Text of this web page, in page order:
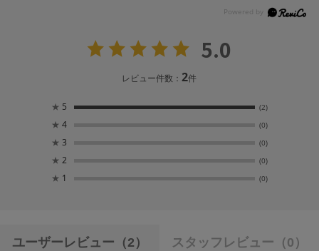
5.0
レビュー件数：2件
★ 5 (2)
★ 4 (0)
★ 3 (0)
★ 2 (0)
★ 1 (0)
ユーザーレビュー （2） スタッフレビュー （0）